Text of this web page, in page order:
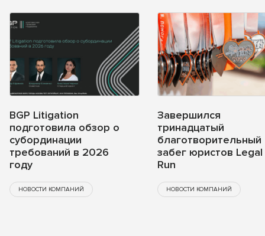
BGP Litigation
подготовила обзор о
субординации
требований в 2026
году
НОВОСТИ КОМПАНИЙ
Завершился
тринадцатый
благотворительный
забег юристов Legal
Run
НОВОСТИ КОМПАНИЙ